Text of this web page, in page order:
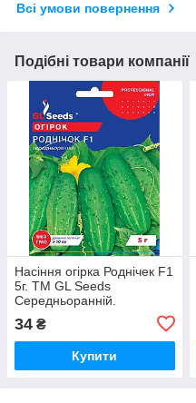
Всі умови повернення
Подібні товари компанії
Насіння огірка Роднiчек F1
5г. TM GL Seeds
Середньоранній.
34 ₴
Купити